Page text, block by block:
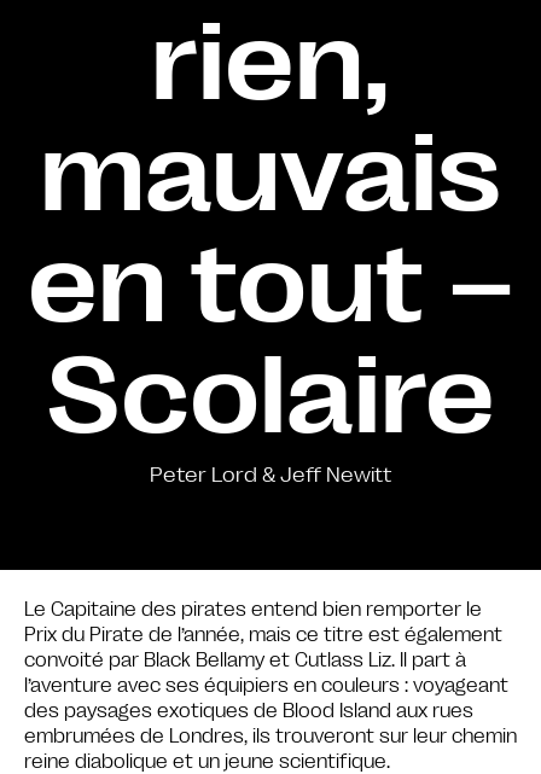
rien,
mauvais
en tout –
Scolaire
Peter Lord & Jeff Newitt
Le Capitaine des pirates entend bien remporter le
Prix du Pirate de l’année, mais ce titre est également
convoité par Black Bellamy et Cutlass Liz. Il part à
l’aventure avec ses équipiers en couleurs : voyageant
des paysages exotiques de Blood Island aux rues
embrumées de Londres, ils trouveront sur leur chemin
reine diabolique et un jeune scientifique.